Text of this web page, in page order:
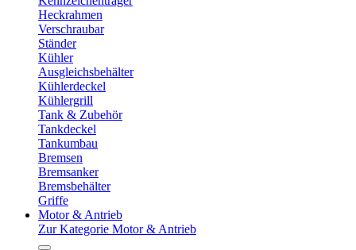
Heckrahmen
Verschraubar
Ständer
Kühler
Ausgleichsbehälter
Kühlerdeckel
Kühlergrill
Tank & Zubehör
Tankdeckel
Tankumbau
Bremsen
Bremsanker
Bremsbehälter
Griffe
Motor & Antrieb
Zur Kategorie Motor & Antrieb